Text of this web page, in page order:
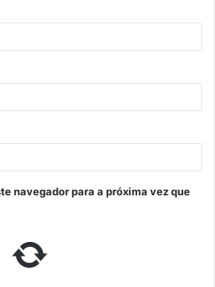
navegador para a próxima vez que